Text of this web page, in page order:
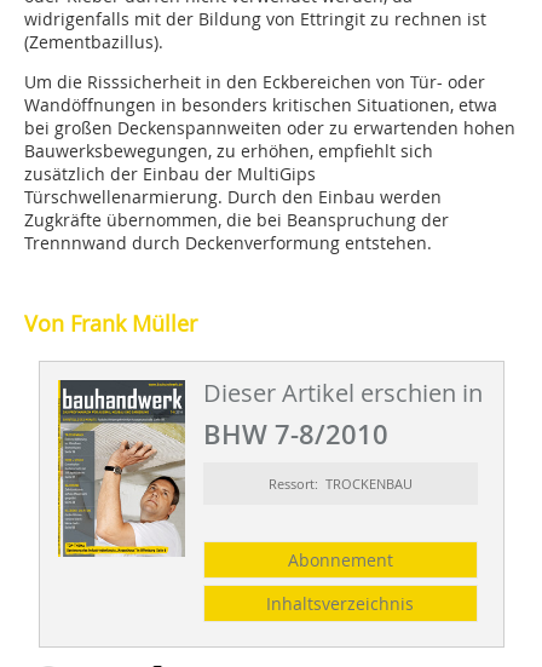
widrigenfalls mit der Bildung von Ettringit zu rechnen ist
(Zementbazillus).
Um die Risssicherheit in den Eckbereichen von Tür- oder
Wandöffnungen in besonders kritischen Situationen, etwa
bei großen Deckenspannweiten oder zu erwartenden hohen
Bauwerksbewegungen, zu erhöhen, empfiehlt sich
zusätzlich der Einbau der MultiGips
Türschwellenarmierung. Durch den Einbau werden
Zugkräfte übernommen, die bei Beanspruchung der
Trennnwand durch Deckenverformung entstehen.
Von Frank Müller
Dieser Artikel erschien in
BHW 7-8/2010
Ressort: TROCKENBAU
Abonnement
Inhaltsverzeichnis